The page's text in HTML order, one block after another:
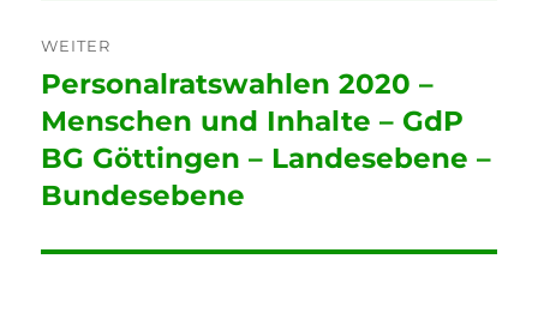
WEITER
Nächster
Beitrag:
Personalratswahlen 2020 –
Menschen und Inhalte – GdP
BG Göttingen – Landesebene –
Bundesebene